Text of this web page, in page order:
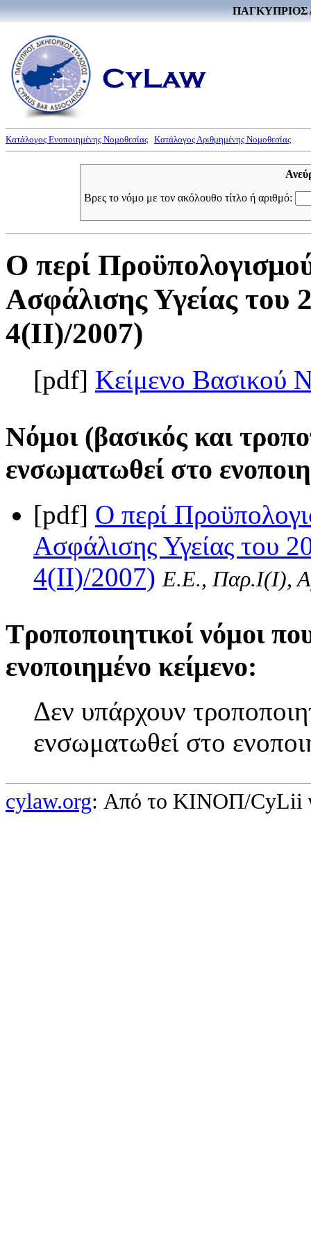
ΠΑΓΚΥΠΡΙΟΣ
Κατάλογος Ενοποιημένης Νομοθεσίας Κατάλογος Αριθμημένης Νομοθεσίας
Βρες το νόμο με τον ακόλουθο τίτλο ή αριθμό:
Ο περί
Ασφάλισης Υγείας του
4(II)/2007)
[pdf] Κείμενο Βασικού
Νόμοι (βασικός και
ενσωματωθεί στο
[pdf] Ο περί
Ασφάλισης Υγείας του
4(II)/2007) Ε.Ε., Παρ.Ι(I),
Τροποποιητικοί νόμοι
ενοποιημένο κείμενο:
Δεν υπάρχουν
ενσωματωθεί στο
cylaw.org: Από το ΚΙΝOΠ/CyLii